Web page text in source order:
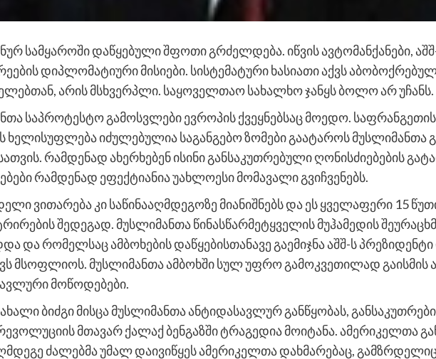
სამყაროში დაწყებული შფოთი გრძელდება. იწვის ავტომანქანები,
დიპლომატიური მისიები. სისტემატური ხასიათი აქვს
არის მსხვერპლი. საყოველთაო სახალხო ჯანყს ბოლო არ უჩანს.
საპროტესტო გამოსვლები ევროპის ქვეყნებსაც მოედო.
ხელისუფლება იძულებულია საგანგებო ზომები გაატაროს მუსლიმანთა
რამდენად ახერხებენ ისინი განსაკუთრებული ღონისძიებების
რამდენად ეფექტიანია უახლოესი მომავალი გვიჩვენებს.
ვითარება კი საწინააღმდეგოზე მიანიშნებს და ეს ყველაფერი 15
შედეგად. მუსლიმანთა წინასწარმეტყველის მუჰამედის
და რომელსაც ამბოხების დაწყებისთანავე გაემიჯნა აშშ-ს
მსოფლიოს. მუსლიმანთა ამბოხში სულ უფრო გამოკვეთილად გაისმის
მოწოდებები.
ბიძგი მისცა მუსლიმანთა ანტიდასავლურ განწყობას,
მთავარ ქალაქ ბენგაზში ტრაგედია მოიტანა. ამერიკელთა
ძალებმა უმალ დაივიწყეს ამერიკელთა დახმარებაც,